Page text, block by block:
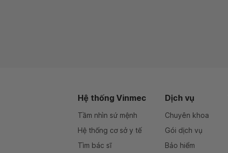
Hệ thống Vinmec
Tầm nhìn sứ mệnh
Hệ thống cơ sở y tế
Tìm bác sĩ
Dịch vụ
Chuyên khoa
Gói dịch vụ
Bảo hiểm